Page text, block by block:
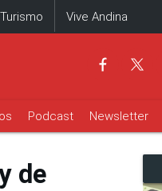
Turismo Vive Andina
Podcast Newsletter
de